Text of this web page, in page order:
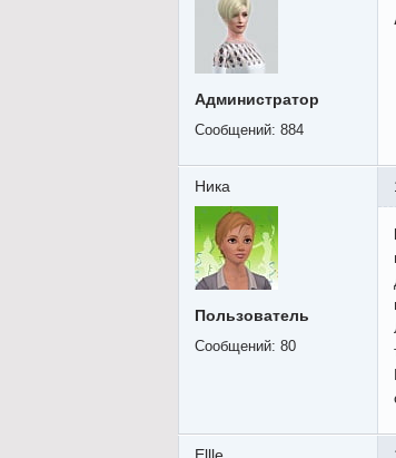
Администратор
Сообщений: 884
Ника
Пользователь
Сообщений: 80